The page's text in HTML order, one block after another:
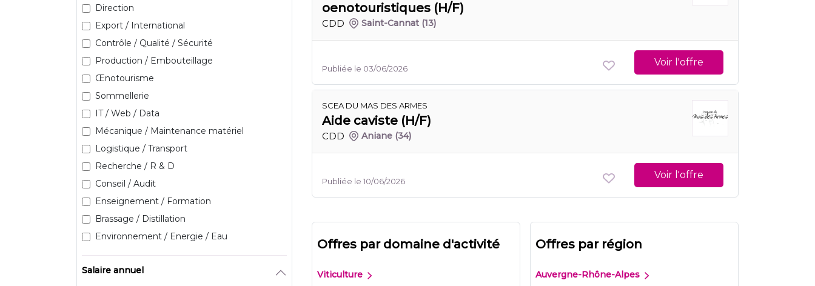
Direction
Export / International
Contrôle / Qualité / Sécurité
Production / Embouteillage
Œnotourisme
Sommellerie
IT / Web / Data
Mécanique / Maintenance matériel
Logistique / Transport
Recherche / R & D
Conseil / Audit
Enseignement / Formation
Brassage / Distillation
Environnement / Energie / Eau
Salaire annuel
oenotouristiques (H/F)
CDD Saint-Cannat (13)
Publiée le 03/06/2026
Voir l'offre
SCEA DU MAS DES ARMES
Aide caviste (H/F)
CDD Aniane (34)
Publiée le 10/06/2026
Voir l'offre
Offres par domaine d'activité
Viticulture
Offres par région
Auvergne-Rhône-Alpes